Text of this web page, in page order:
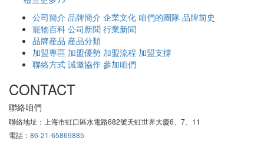
公司簡介 品牌簡介 企業文化 咱們的團隊 品牌前史
寵物百科 公司新聞 行業新聞
品牌産品 産品分類
加盟專區 加盟優勢 加盟流程 加盟支撐
聯絡方式 誠邀協作 參加咱們
CONTACT
聯絡咱們
聯絡地址：上海市虹口區水電路682號天虹世界大廈6、7、11
電話： 86-21-65869885